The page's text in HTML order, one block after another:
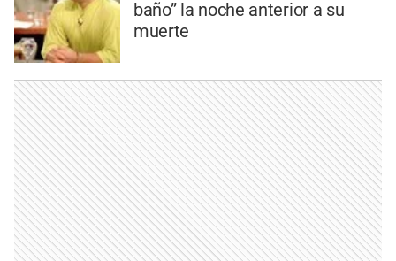
baño” la noche anterior a su
muerte